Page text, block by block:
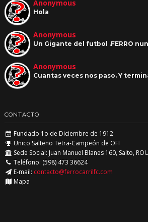
Anonymous
Hola
Anonymous
Un Gigante del futbol .FERRO
Anonymous
Cuantas veces nos paso. Y
CONTACTO
Fundado 1o de Diciembre de 1912
Unico Salteño Tetra-Campeón de OFI
Sede Social: Juan Manuel Blanes 160, Salto, ROU
Teléfono: (598) 473 36624
E-mail: contacto@ferrocarrilfc.com
Mapa